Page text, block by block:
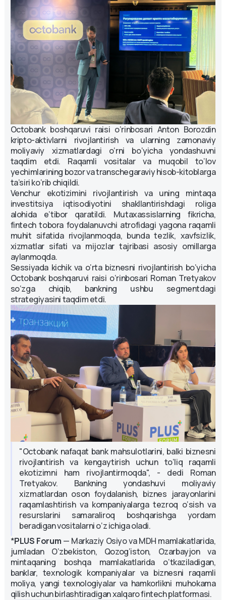
Octobank boshqaruvi raisi o‘rinbosari Anton Borozdin
kripto-aktivlarni rivojlantirish va ularning zamonaviy
moliyaviy xizmatlardagi o‘rni bo‘yicha yondashuvni
taqdim etdi. Raqamli vositalar va muqobil to‘lov
yechimlarining bozor va transchegaraviy hisob-kitoblarga
ta’siri ko‘rib chiqildi.
Venchur ekotizimini rivojlantirish va uning mintaqa
investitsiya iqtisodiyotini shakllantirishdagi roliga
alohida e’tibor qaratildi. Mutaxassislarning fikricha,
fintech tobora foydalanuvchi atrofidagi yagona raqamli
muhit sifatida rivojlanmoqda, bunda tezlik, xavfsizlik,
xizmatlar sifati va mijozlar tajribasi asosiy omillarga
aylanmoqda.
Sessiyada kichik va o‘rta biznesni rivojlantirish bo‘yicha
Octobank boshqaruvi raisi o‘rinbosari Roman Tretyakov
so‘zga chiqib, bankning ushbu segmentdagi
strategiyasini taqdim etdi.
"Octobank nafaqat bank mahsulotlarini, balki biznesni
rivojlantirish va kengaytirish uchun to‘liq raqamli
ekotizimni ham rivojlantirmoqda", - dedi Roman
Tretyakov. Bankning yondashuvi moliyaviy
xizmatlardan oson foydalanish, biznes jarayonlarini
raqamlashtirish va kompaniyalarga tezroq o‘sish va
resurslarini samaraliroq boshqarishga yordam
beradigan vositalarni o‘z ichiga oladi.
*PLUS Forum — Markaziy Osiyo va MDH mamlakatlarida,
jumladan O‘zbekiston, Qozog‘iston, Ozarbayjon va
mintaqaning boshqa mamlakatlarida o‘tkaziladigan,
banklar, texnologik kompaniyalar va biznesni raqamli
moliya, yangi texnologiyalar va hamkorlikni muhokama
qilish uchun birlashtiradigan xalqaro fintech platformasi.